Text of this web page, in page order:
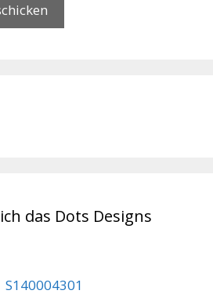
das Dots Designs